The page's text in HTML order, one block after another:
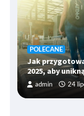
POLECANE
Jak
2025, aby
admin 24